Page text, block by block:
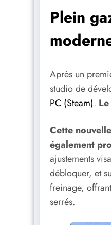
Plein
Après un
studio de
PC (Steam).
Cette
également
ajustements
débloquer, et
freinage,
serrés.